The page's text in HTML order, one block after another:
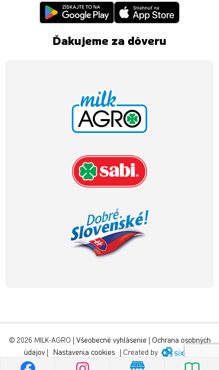
Ďakujeme za dôveru
© 2026 MILK-AGRO Všeobecné vyhlásenie
Ochrana osobných
údajov| Nastavenia cookies Created by